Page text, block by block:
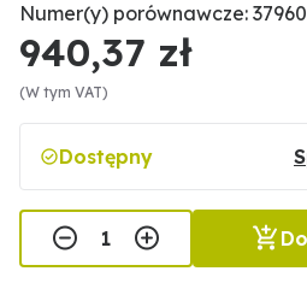
Numer(y) porównawcze:
940,37 zł
(W tym VAT)
Dostępny